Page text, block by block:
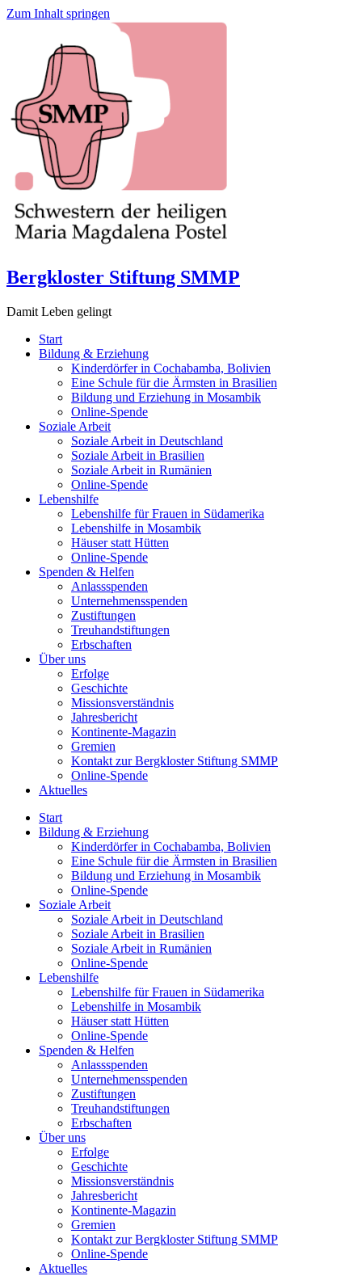
Zum Inhalt springen
Bergkloster Stiftung SMMP
Damit Leben gelingt
Start
Bildung & Erziehung
Kinderdörfer in Cochabamba, Bolivien
Eine Schule für die Ärmsten in Brasilien
Bildung und Erziehung in Mosambik
Online-Spende
Soziale Arbeit
Soziale Arbeit in Deutschland
Soziale Arbeit in Brasilien
Soziale Arbeit in Rumänien
Online-Spende
Lebenshilfe
Lebenshilfe für Frauen in Südamerika
Lebenshilfe in Mosambik
Häuser statt Hütten
Online-Spende
Spenden & Helfen
Anlassspenden
Unternehmensspenden
Zustiftungen
Treuhandstiftungen
Erbschaften
Über uns
Erfolge
Geschichte
Missionsverständnis
Jahresbericht
Kontinente-Magazin
Gremien
Kontakt zur Bergkloster Stiftung SMMP
Online-Spende
Aktuelles
Start
Bildung & Erziehung
Kinderdörfer in Cochabamba, Bolivien
Eine Schule für die Ärmsten in Brasilien
Bildung und Erziehung in Mosambik
Online-Spende
Soziale Arbeit
Soziale Arbeit in Deutschland
Soziale Arbeit in Brasilien
Soziale Arbeit in Rumänien
Online-Spende
Lebenshilfe
Lebenshilfe für Frauen in Südamerika
Lebenshilfe in Mosambik
Häuser statt Hütten
Online-Spende
Spenden & Helfen
Anlassspenden
Unternehmensspenden
Zustiftungen
Treuhandstiftungen
Erbschaften
Über uns
Erfolge
Geschichte
Missionsverständnis
Jahresbericht
Kontinente-Magazin
Gremien
Kontakt zur Bergkloster Stiftung SMMP
Online-Spende
Aktuelles